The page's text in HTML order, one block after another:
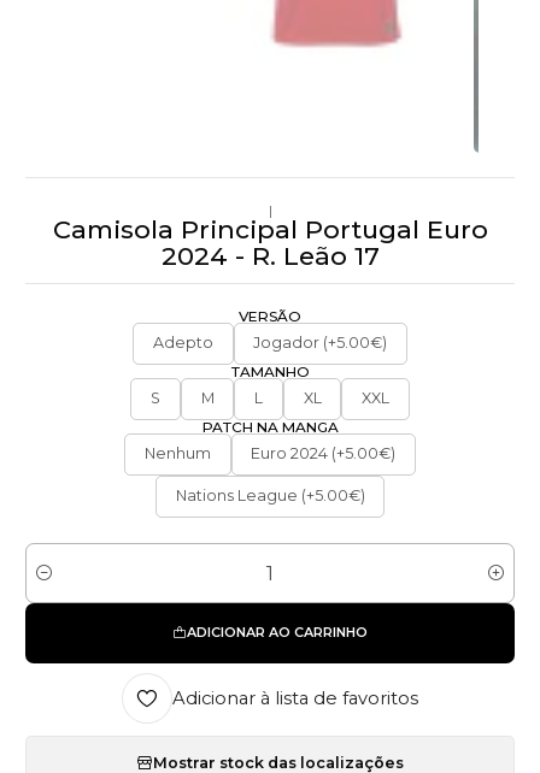
|
Camisola Principal Portugal Euro
2024 - R. Leão 17
VERSÃO
Adepto
Jogador (+5.00€)
TAMANHO
S
M L XL
XXL
PATCH NA MANGA
Nenhum
Euro 2024 (+5.00€)
Nations League (+5.00€)
Quantidade
ADICIONAR AO CARRINHO
Adicionar à lista de favoritos
Mostrar stock das localizações